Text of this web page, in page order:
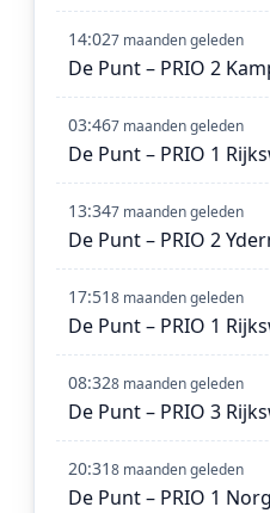
14:027 maanden geleden
De Punt – PRIO 2
03:467 maanden geleden
De Punt – PRIO 1
13:347 maanden geleden
De Punt – PRIO 2
17:518 maanden geleden
De Punt – PRIO 1
08:328 maanden geleden
De Punt – PRIO 3
20:318 maanden geleden
De Punt – PRIO 1